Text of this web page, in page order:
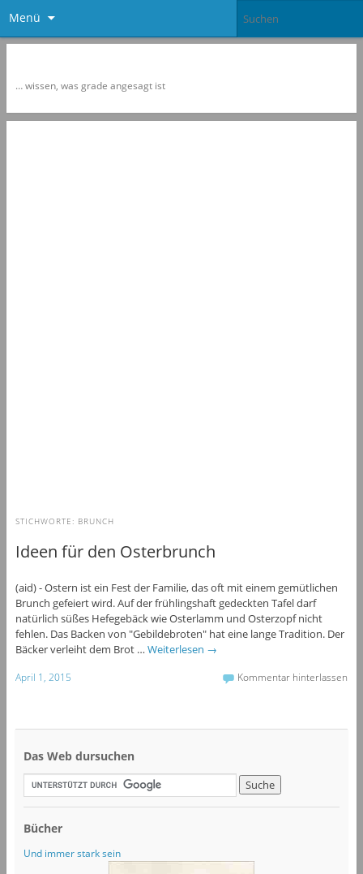
Menü
… wissen, was grade angesagt ist
STICHWORTE: BRUNCH
Ideen für den Osterbrunch
(aid) - Ostern ist ein Fest der Familie, das oft mit einem gemütlichen
Brunch gefeiert wird. Auf der frühlingshaft gedeckten Tafel darf
natürlich süßes Hefegebäck wie Osterlamm und Osterzopf nicht
fehlen. Das Backen von "Gebildebroten" hat eine lange Tradition. Der
Bäcker verleiht dem Brot … Weiterlesen →
April 1, 2015 Kommentar hinterlassen
Das Web dursuchen
Bücher
Und immer stark sein